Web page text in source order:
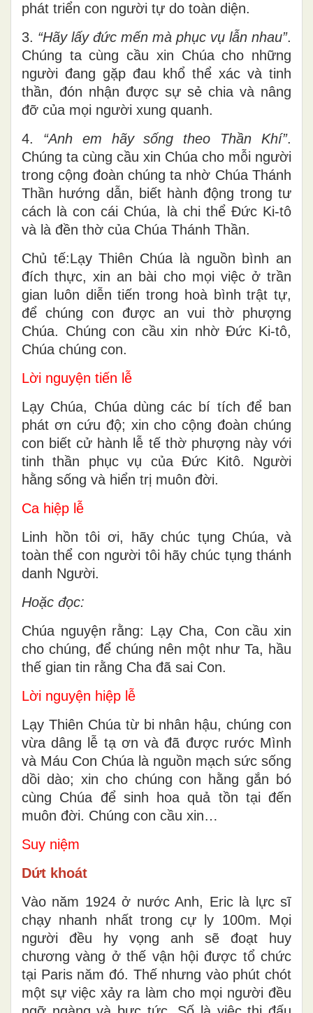
phát triển con người tự do toàn diện.
3. “Hãy lấy đức mến mà phục vụ lẫn nhau”.
Chúng ta cùng cầu xin Chúa cho những
người đang gặp đau khổ thể xác và tinh
thần, đón nhận được sự sẻ chia và nâng
đỡ của mọi người xung quanh.
4. “Anh em hãy sống theo Thần Khí”.
Chúng ta cùng cầu xin Chúa cho mỗi người
trong cộng đoàn chúng ta nhờ Chúa Thánh
Thần hướng dẫn, biết hành động trong tư
cách là con cái Chúa, là chi thể Đức Ki-tô
và là đền thờ của Chúa Thánh Thần.
Chủ tế:Lạy Thiên Chúa là nguồn bình an
đích thực, xin an bài cho mọi việc ở trần
gian luôn diễn tiến trong hoà bình trật tự,
để chúng con được an vui thờ phượng
Chúa. Chúng con cầu xin nhờ Đức Ki-tô,
Chúa chúng con.
Lời nguyện tiến lễ
Lạy Chúa, Chúa dùng các bí tích để ban
phát ơn cứu độ; xin cho cộng đoàn chúng
con biết cử hành lễ tế thờ phượng này với
tinh thần phục vụ của Ðức Kitô. Người
hằng sống và hiển trị muôn đời.
Ca hiệp lễ
Linh hồn tôi ơi, hãy chúc tụng Chúa, và
toàn thể con người tôi hãy chúc tụng thánh
danh Người.
Hoặc đọc:
Chúa nguyện rằng: Lạy Cha, Con cầu xin
cho chúng, để chúng nên một như Ta, hầu
thế gian tin rằng Cha đã sai Con.
Lời nguyện hiệp lễ
Lạy Thiên Chúa từ bi nhân hậu, chúng con
vừa dâng lễ tạ ơn và đã được rước Mình
và Máu Con Chúa là nguồn mạch sức sống
dồi dào; xin cho chúng con hằng gắn bó
cùng Chúa để sinh hoa quả tồn tại đến
muôn đời. Chúng con cầu xin…
Suy niệm
Dứt khoát
Vào năm 1924 ở nước Anh, Eric là lực sĩ
chạy nhanh nhất trong cự ly 100m. Mọi
người đều hy vọng anh sẽ đoạt huy
chương vàng ở thế vận hội được tổ chức
tại Paris năm đó. Thế nhưng vào phút chót
một sự việc xảy ra làm cho mọi người đều